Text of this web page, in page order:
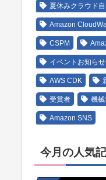
夏休みクラウド
Amazon
CSPM
イベントお知らせ
AWS CDK
受賞者 機械
Amazon SNS
今月の人気